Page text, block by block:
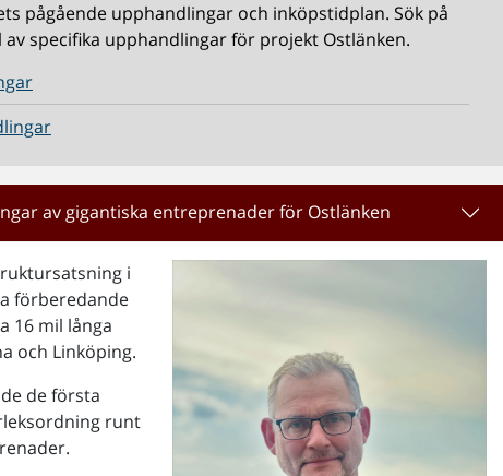
pågående upphandlingar och inköpstidplan. Sök på
specifika upphandlingar för projekt Ostlänken.
av gigantiska entreprenader för Ostlänken
i
förberedande
16 mil långa
och Linköping.
de första
runt